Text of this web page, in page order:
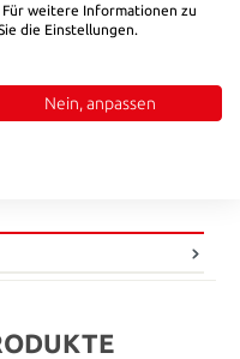
Wert ein oder benutze die
den Warenkorb
weitere Informationen zu
die Einstellungen.
Nein, anpassen